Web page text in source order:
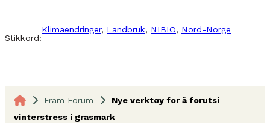
Stikkord:
Klimaendringer, Landbruk, NIBIO, Nord-Norge
Fram Forum
Nye verktøy for å forutsi
vinterstress i grasmark